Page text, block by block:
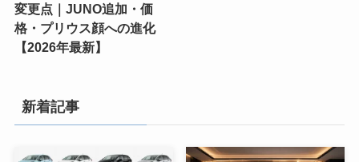
変更点｜JUNO追加・価
格・プリウス顔への進化
【2026年最新】
新着記事